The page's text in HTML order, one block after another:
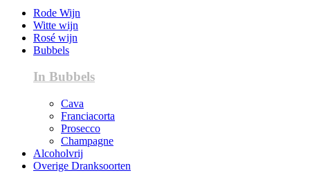
Rode Wijn
Witte wijn
Rosé wijn
Bubbels
In Bubbels
Cava
Franciacorta
Prosecco
Champagne
Alcoholvrij
Overige Dranksoorten